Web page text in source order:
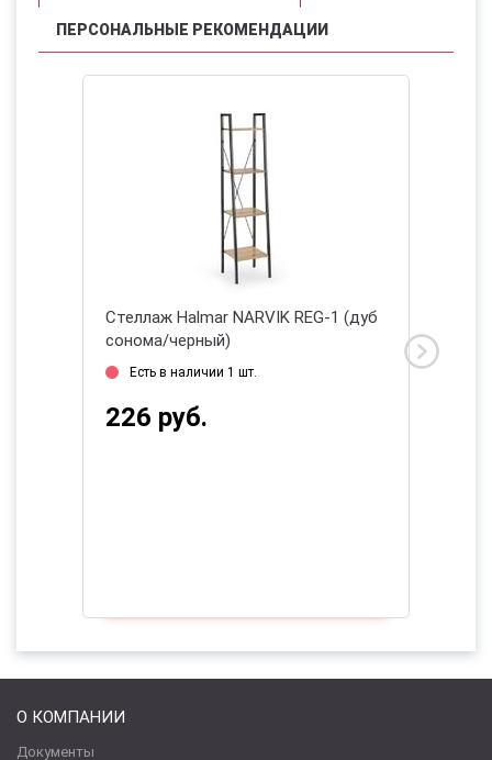
ПЕРСОНАЛЬНЫЕ РЕКОМЕНДАЦИИ
Стеллаж Halmar NARVIK REG-1 (дуб
сонома/черный)
Есть в наличии 1 шт.
226 руб.
О КОМПАНИИ
Документы